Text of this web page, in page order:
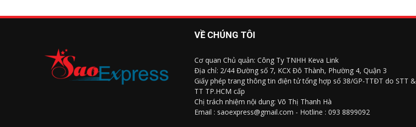
VỀ CHÚNG TÔI
Cơ quan Chủ quản: Công Ty TNHH Keva Link
Địa chỉ: 2/44 Đường số 7, KCX Đô Thành, Phường 4, Quận 3
Giấy phép trang thông tin điện tử tổng hợp số 38/GP-TTĐT do STT &
TT TP.HCM cấp
Chị trách nhiệm nội dung: Võ Thị Thanh Hà
Email : saoexpress@gmail.com - Hotline : 093 8899092